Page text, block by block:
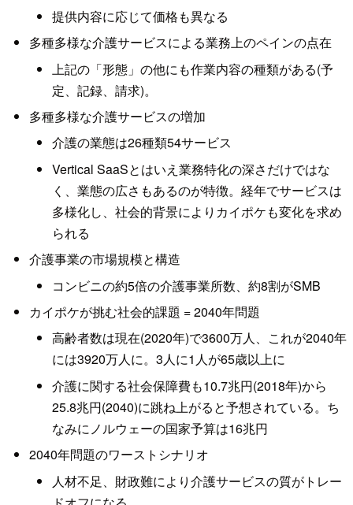
提供内容に応じて価格も異なる
多種多様な介護サービスによる業務上のペインの点在
上記の「形態」の他にも作業内容の種類がある(予
定、記録、請求)。
多種多様な介護サービスの増加
介護の業態は26種類54サービス
Vertical SaaSとはいえ業務特化の深さだけではな
く、業態の広さもあるのが特徴。経年でサービスは
多様化し、社会的背景によりカイポケも変化を求め
られる
介護事業の市場規模と構造
コンビニの約5倍の介護事業所数、約8割がSMB
カイポケが挑む社会的課題 = 2040年問題
高齢者数は現在(2020年)で3600万人、これが2040年
には3920万人に。3人に1人が65歳以上に
介護に関する社会保障費も10.7兆円(2018年)から
25.8兆円(2040)に跳ね上がると予想されている。ち
なみにノルウェーの国家予算は16兆円
2040年問題のワーストシナリオ
人材不足、財政難により介護サービスの質がトレー